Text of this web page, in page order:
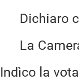
Dichiaro
La
Indìco la